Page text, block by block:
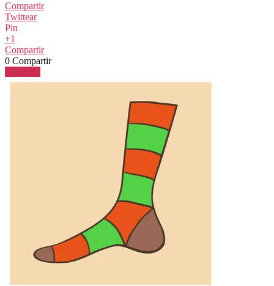
Compartir
Twittear
Pin
+1
Compartir
0 Compartir